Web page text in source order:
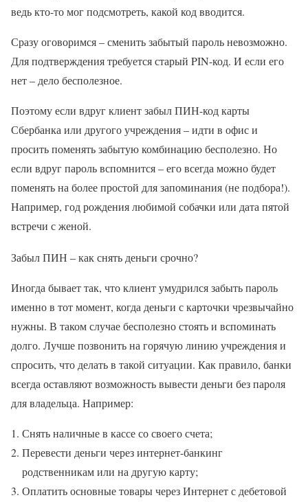
ведь кто-то мог подсмотреть, какой код вводится.
Сразу оговоримся – сменить забытый пароль невозможно.
Для подтверждения требуется старый PIN-код. И если его
нет – дело бесполезное.
Поэтому если вдруг клиент забыл ПИН-код карты
Сбербанка или другого учреждения – идти в офис и
просить поменять забытую комбинацию бесполезно. Но
если вдруг пароль вспомнится – его всегда можно будет
поменять на более простой для запоминания (не подбора!).
Например, год рождения любимой собачки или дата пятой
встречи с женой.
Забыл ПИН – как снять деньги срочно?
Иногда бывает так, что клиент умудрился забыть пароль
именно в тот момент, когда деньги с карточки чрезвычайно
нужны. В таком случае бесполезно стоять и вспоминать
долго. Лучше позвонить на горячую линию учреждения и
спросить, что делать в такой ситуации. Как правило, банки
всегда оставляют возможность вывести деньги без пароля
для владельца. Например:
Снять наличные в кассе со своего счета;
Перевести деньги через интернет-банкинг
родственникам или на другую карту;
Оплатить основные товары через Интернет с дебетовой